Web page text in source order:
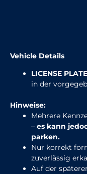
Vehicle Details
LICENSE PLATE
in der
Hinweise:
Mehrere
– es kann
parken.
Nur korrekt
zuverlässig
Auf der